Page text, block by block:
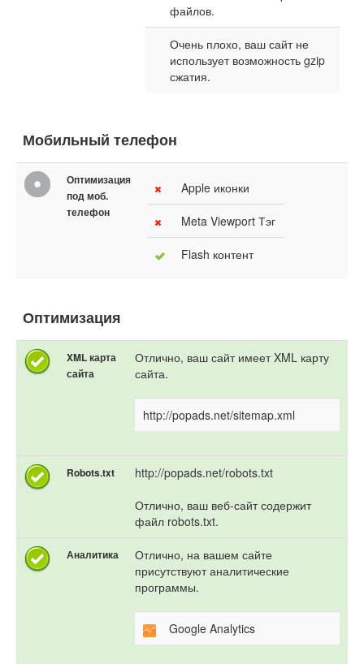
файлов.
Очень плохо, ваш сайт не
использует возможность gzip
сжатия.
Мобильный телефон
Оптимизация
под моб.
телефон
Apple иконки
Meta Viewport Тэг
Flash контент
Оптимизация
XML карта
сайта
Отлично, ваш сайт имеет XML карту
сайта.
http://popads.net/sitemap.xml
Robots.txt
http://popads.net/robots.txt
Отлично, ваш веб-сайт содержит
файл robots.txt.
Аналитика
Отлично, на вашем сайте
присутствуют аналитические
программы.
Google Analytics